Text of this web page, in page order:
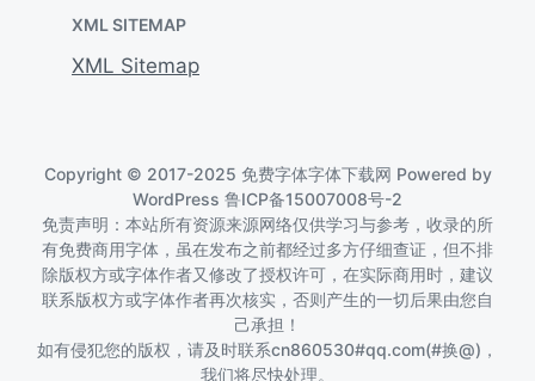
XML SITEMAP
XML Sitemap
Copyright © 2017-2025 免费字体字体下载网 Powered by
WordPress 鲁ICP备15007008号-2
免责声明：本站所有资源来源网络仅供学习与参考，收录的所
有免费商用字体，虽在发布之前都经过多方仔细查证，但不排
除版权方或字体作者又修改了授权许可，在实际商用时，建议
联系版权方或字体作者再次核实，否则产生的一切后果由您自
己承担！
如有侵犯您的版权，请及时联系cn860530#qq.com(#换@)，
我们将尽快处理。